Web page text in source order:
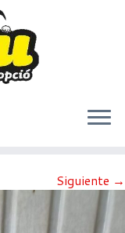
Siguiente →